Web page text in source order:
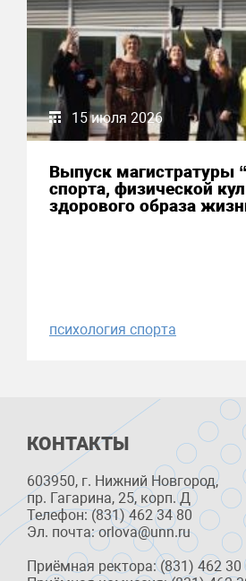
15 июля 2026
Выпуск магистратуры
спорта, физической
здорового образа
психология спорта
КОНТАКТЫ
603950, г. Нижний Новгород,
пр. Гагарина, 25, корп. Д
Телефон: (831) 462 34 80
Эл. почта: orlova@unn.ru
Приёмная ректора: (831) 462 30